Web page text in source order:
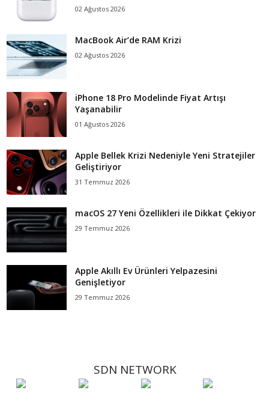
02 Ağustos 2026
MacBook Air’de RAM Krizi
02 Ağustos 2026
iPhone 18 Pro Modelinde Fiyat Artışı
Yaşanabilir
01 Ağustos 2026
Apple Bellek Krizi Nedeniyle Yeni Stratejiler
Geliştiriyor
31 Temmuz 2026
macOS 27 Yeni Özellikleri ile Dikkat Çekiyor
29 Temmuz 2026
Apple Akıllı Ev Ürünleri Yelpazesini
Genişletiyor
29 Temmuz 2026
SDN NETWORK